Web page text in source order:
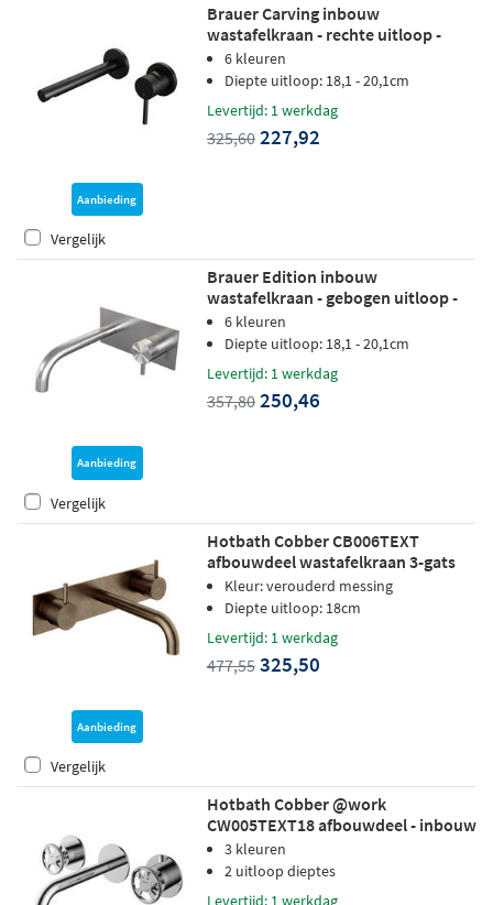
Aanbieding
Brauer Carving inbouw
wastafelkraan - rechte uitloop -
rozetten - hendel 1 rechts - mat
zwart
6 kleuren
Diepte uitloop: 18,1 - 20,1cm
Levertijd: 1 werkdag
325,60 227,92
Vergelijk
Aanbieding
Brauer Edition inbouw
wastafelkraan - gebogen uitloop -
achterplaat - hendel 5 rechts -
geborsteld RVS PVD
6 kleuren
Diepte uitloop: 18,1 - 20,1cm
Levertijd: 1 werkdag
357,80 250,46
Vergelijk
Aanbieding
Hotbath Cobber CB006TEXT
afbouwdeel wastafelkraan 3-gats
met achterplaat - uitloop 18 cm -
Verouderd messing
Kleur: verouderd messing
Diepte uitloop: 18cm
Levertijd: 1 werkdag
477,55 325,50
Vergelijk
Hotbath Cobber @work
CW005TEXT18 afbouwdeel - inbouw
wastafelkraan met 18cm uitloop
chroom
3 kleuren
2 uitloop dieptes
Levertijd: 1 werkdag